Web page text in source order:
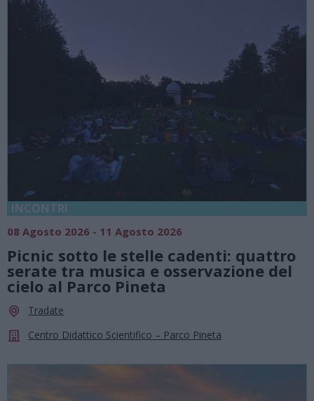
INCONTRI
08 Agosto 2026 - 11 Agosto 2026
Picnic sotto le stelle cadenti: quattro
serate tra musica e osservazione del
cielo al Parco Pineta
Tradate
Centro Didattico Scientifico – Parco Pineta